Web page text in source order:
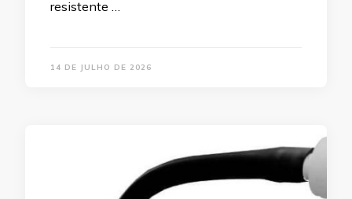
resistente …
14 DE JULHO DE 2026